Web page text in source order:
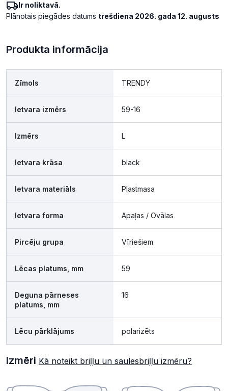
Ir noliktavā.
Plānotais piegādes datums trešdiena 2026. gada 12. augusts
Produkta informācija
Zīmols TRENDY
Ietvara izmērs 59-16
Izmērs L
Ietvara krāsa black
Ietvara materiāls Plastmasa
Ietvara forma Apaļas / Ovālas
Pircēju grupa Vīriešiem
Lēcas platums, mm 59
Deguna pārneses
platums, mm
16
Lēcu pārklājums polarizēts
Izmēri Kā noteikt briļļu un saulesbriļļu izmēru?